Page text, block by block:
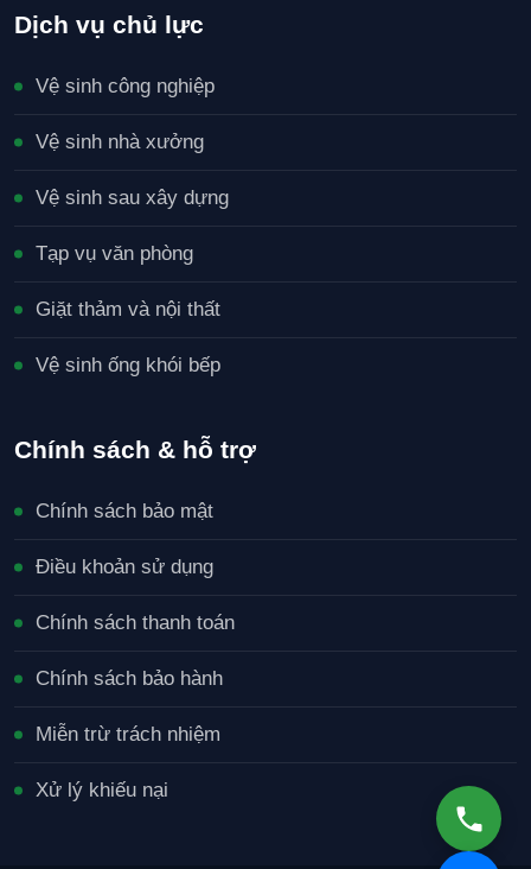
Dịch vụ chủ lực
Vệ sinh công nghiệp
Vệ sinh nhà xưởng
Vệ sinh sau xây dựng
Tạp vụ văn phòng
Giặt thảm và nội thất
Vệ sinh ống khói bếp
Chính sách & hỗ trợ
Chính sách bảo mật
Điều khoản sử dụng
Chính sách thanh toán
Chính sách bảo hành
Miễn trừ trách nhiệm
Xử lý khiếu nại